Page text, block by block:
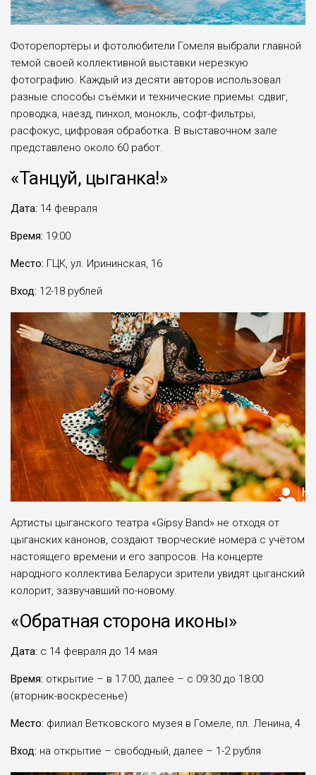
Фоторепортёры и фотолюбители Гомеля выбрали главной
темой своей коллективной выставки нерезкую
фотографию. Каждый из десяти авторов использовал
разные способы съёмки и технические приемы: сдвиг,
проводка, наезд, пинхол, монокль, софт-фильтры,
расфокус, цифровая обработка. В выставочном зале
представлено около 60 работ.
«Танцуй, цыганка!»
Дата: 14 февраля
Время: 19:00
Место: ГЦК, ул. Ирининская, 16
Вход: 12-18 рублей
Артисты цыганского театра «Gipsy Band» не отходя от
цыганских канонов, создают творческие номера с учётом
настоящего времени и его запросов. На концерте
народного коллектива Беларуси зрители увидят цыганский
колорит, зазвучавший по-новому.
«Обратная сторона иконы»
Дата: с 14 февраля до 14 мая
Время: открытие – в 17:00, далее – с 09:30 до 18:00
(вторник-воскресенье)
Место: филиал Ветковского музея в Гомеле, пл. Ленина, 4
Вход: на открытие – свободный, далее – 1-2 рубля